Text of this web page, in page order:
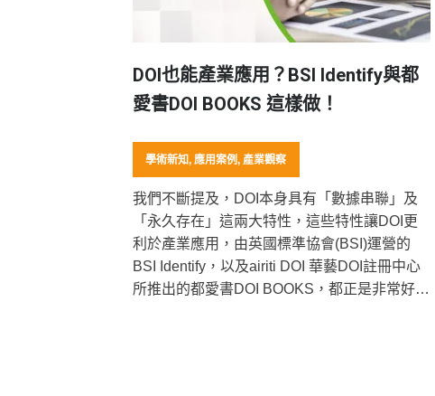
DOI也能產業應用？BSI Identify與都
愛書DOI BOOKS 這樣做！
學術新知, 應用案例, 產業觀察
我們不斷提及，DOI本身具有「數據串聯」及
「永久存在」這兩大特性，這些特性讓DOI更
利於產業應用，由英國標準協會(BSI)運營的
BSI Identify，以及airiti DOI 華藝DOI註冊中心
所推出的都愛書DOI BOOKS，都正是非常好的